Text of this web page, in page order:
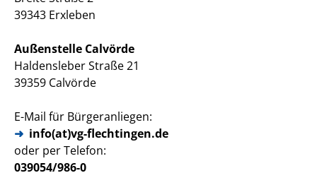
39343 Erxleben
Außenstelle Calvörde
Haldensleber Straße 21
39359 Calvörde
E-Mail für Bürgeranliegen:
info(at)vg-flechtingen.de
oder per Telefon:
039054/986-0